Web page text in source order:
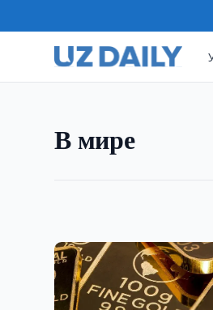
В мире
В Баку
ITS Baku
устойчивым